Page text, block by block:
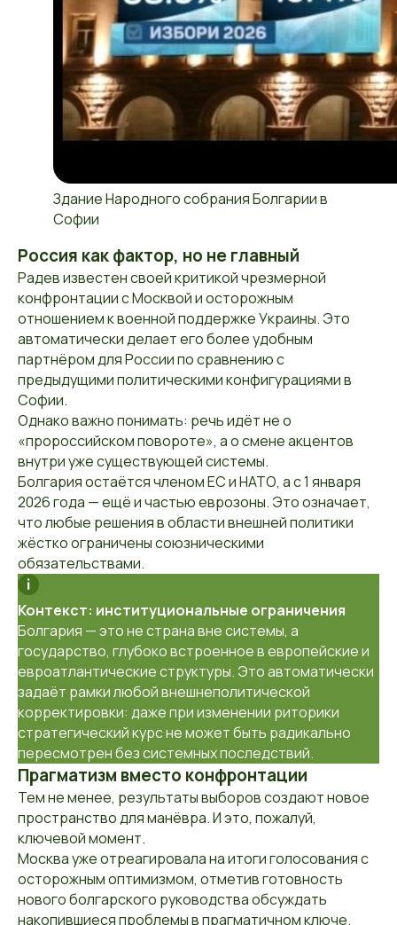
Здание Народного собрания Болгарии в
Софии
Россия как фактор, но не главный
Радев известен своей критикой чрезмерной
конфронтации с Москвой и осторожным
отношением к военной поддержке Украины. Это
автоматически делает его более удобным
партнёром для России по сравнению с
предыдущими политическими конфигурациями в
Софии.
Однако важно понимать: речь идёт не о
«пророссийском повороте», а о смене акцентов
внутри уже существующей системы.
Болгария остаётся членом ЕС и НАТО, а с 1 января
2026 года — ещё и частью еврозоны. Это означает,
что любые решения в области внешней политики
жёстко ограничены союзническими
обязательствами.
Контекст: институциональные ограничения
Болгария — это не страна вне системы, а
государство, глубоко встроенное в европейские и
евроатлантические структуры. Это автоматически
задаёт рамки любой внешнеполитической
корректировки: даже при изменении риторики
стратегический курс не может быть радикально
пересмотрен без системных последствий.
Прагматизм вместо конфронтации
Тем не менее, результаты выборов создают новое
пространство для манёвра. И это, пожалуй,
ключевой момент.
Москва уже отреагировала на итоги голосования с
осторожным оптимизмом, отметив готовность
нового болгарского руководства обсуждать
накопившиеся проблемы в прагматичном ключе.